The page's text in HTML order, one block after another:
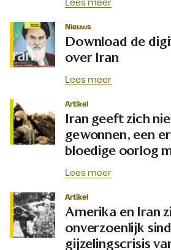
Nieuws
Download de
over Iran
Lees meer
Artikel
Iran geeft zich
gewonnen, een
bloedige oorlog
Lees meer
Artikel
Amerika en Iran
onverzoenlijk
gijzelingscrisis